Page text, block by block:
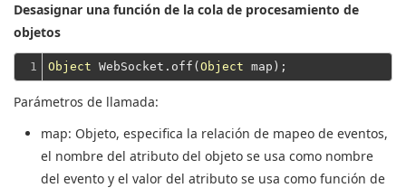
Desasignar una función de la cola de procesamiento de
objetos
1 Object WebSocket.off( Object
Parámetros de llamada:
map: Objeto, especifica la relación de mapeo de eventos,
el nombre del atributo del objeto se usa como nombre
del evento y el valor del atributo se usa como función de